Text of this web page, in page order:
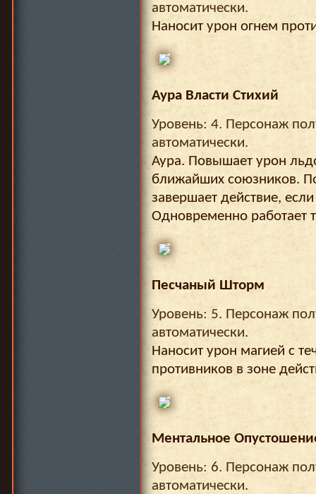
автоматически.
Наносит урон огнем
Аура Власти Стихий
Уровень: 4. Персонаж
автоматически.
Аура. Повышает урон
ближайших союзников.
завершает действие,
Одновременно работает
Песчаный Шторм
Уровень: 5. Персонаж
автоматически.
Наносит урон магией с
противников в зоне
Ментальное
Уровень: 6. Персонаж
автоматически.